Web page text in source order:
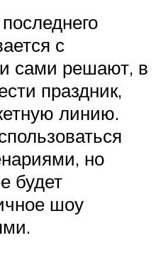
с
сами решают, в
праздник,
линию.
но
будет
шоу